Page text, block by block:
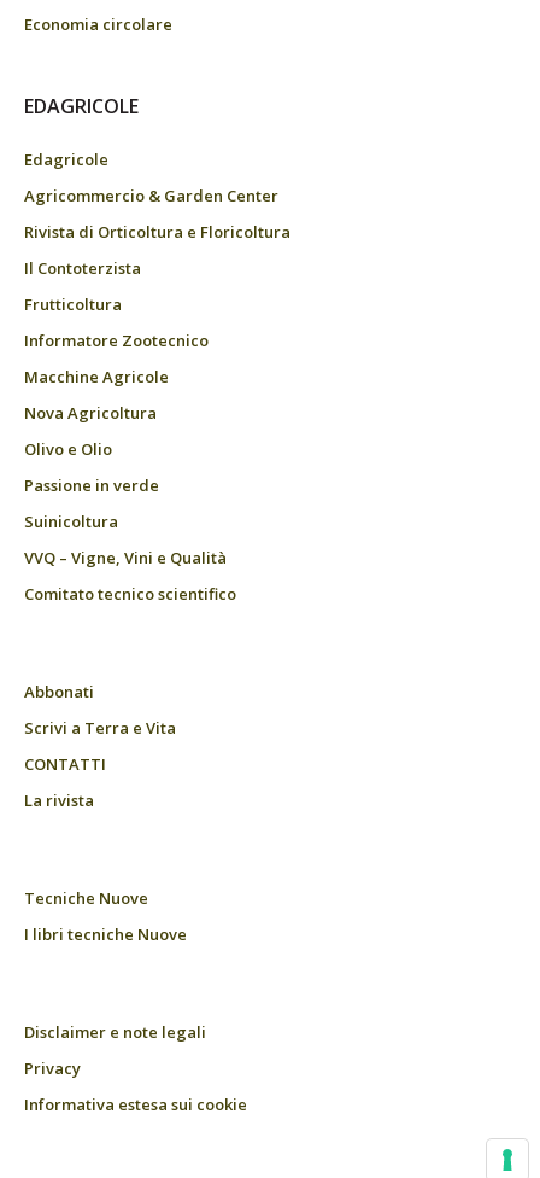
Economia circolare
EDAGRICOLE
Edagricole
Agricommercio & Garden Center
Rivista di Orticoltura e Floricoltura
Il Contoterzista
Frutticoltura
Informatore Zootecnico
Macchine Agricole
Nova Agricoltura
Olivo e Olio
Passione in verde
Suinicoltura
VVQ – Vigne, Vini e Qualità
Comitato tecnico scientifico
Abbonati
Scrivi a Terra e Vita
CONTATTI
La rivista
Tecniche Nuove
I libri tecniche Nuove
Disclaimer e note legali
Privacy
Informativa estesa sui cookie